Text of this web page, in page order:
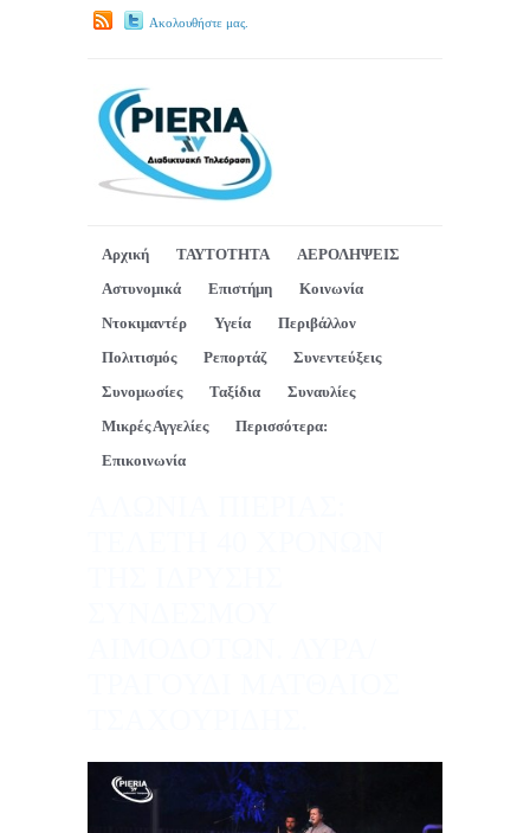
Ακολουθήστε μας.
Αρχική ΤΑΥΤΟΤΗΤΑ
ΑΕΡΟΛΗΨΕΙΣ
Αστυνομικά
Επιστήμη
Κοινωνία
Ντοκιμαντέρ
Υγεία
Περιβάλλον
Πολιτισμός
Ρεπορτάζ
Συνεντεύξεις
Συνομωσίες
Ταξίδια
Συναυλίες
Μικρές Αγγελίες
Περισσότερα:
Επικοινωνία